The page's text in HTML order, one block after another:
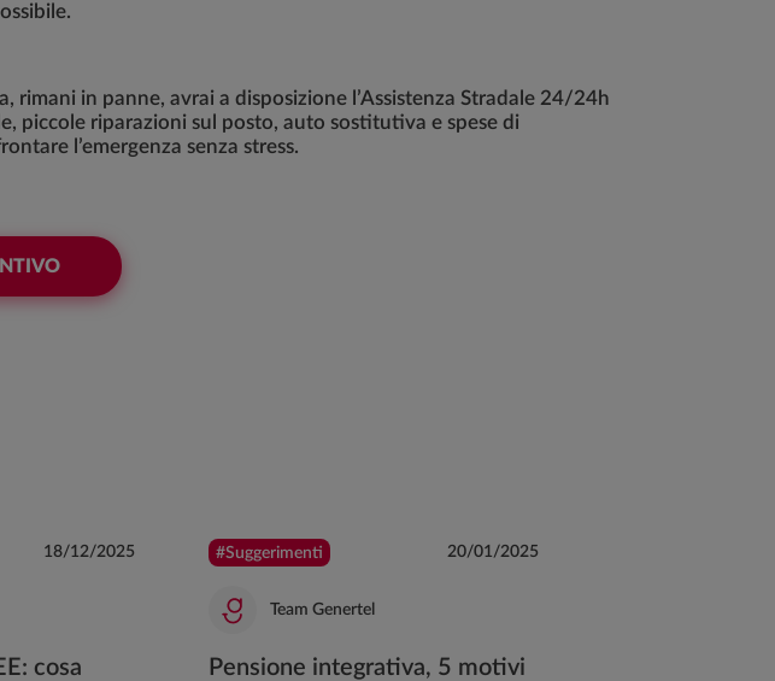
rimani in panne, avrai a disposizione l’Assistenza Stradale 24/24h
piccole riparazioni sul posto, auto sostitutiva e spese di
l’emergenza senza stress.
18/12/2025
cosa
#Suggerimenti 20/01/2025
Team Genertel
Pensione integrativa, 5 motivi